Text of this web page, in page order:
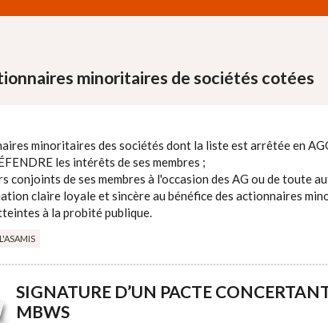
minoritaires de sociétés cotées
minoritaires des sociétés dont la liste est arrêtée en
les intérêts de ses membres ;
conjoints de ses membres à l'occasion des AG ou de toute
claire loyale et sincère au bénéfice des actionnaires
à la probité publique.
SIGNATURE D’UN PACTE
MBWS